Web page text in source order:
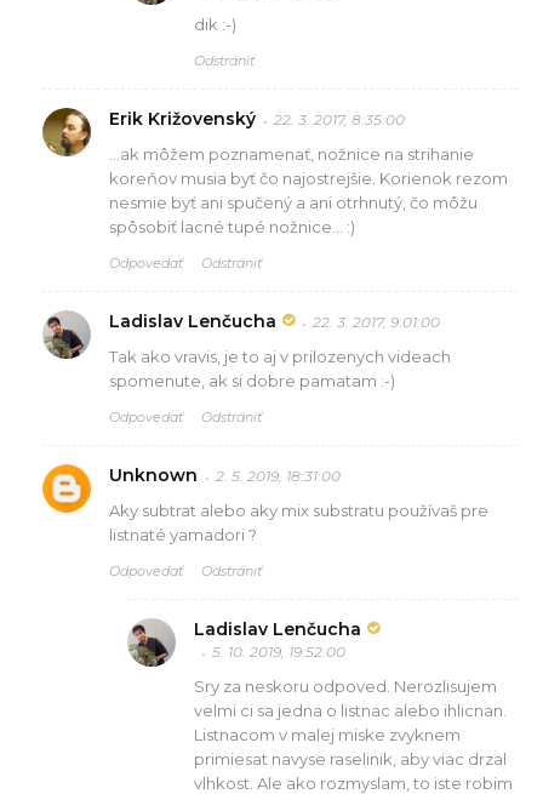
dik :-)
Odstrániť
Erik Križovenský 22. 3. 2017, 8:35:00
...ak môžem poznamenať, nožnice na strihanie
koreňov musia byť čo najostrejšie. Korienok rezom
nesmie byť ani spučený a ani otrhnutý, čo môžu
spôsobiť lacné tupé nožnice... :)
Odpovedať Odstrániť
Ladislav Lenčucha 22. 3. 2017, 9:01:00
Tak ako vravis, je to aj v prilozenych videach
spomenute, ak si dobre pamatam :-)
Odpovedať Odstrániť
Unknown 2. 5. 2019, 18:31:00
Aky subtrat alebo aky mix substratu používaš pre
listnaté yamadori ?
Odpovedať Odstrániť
Ladislav Lenčucha
5. 10. 2019, 19:52:00
Sry za neskoru odpoved. Nerozlisujem
velmi ci sa jedna o listnac alebo ihlicnan.
Listnacom v malej miske zvyknem
primiesat navyse raselinik, aby viac drzal
vlhkost. Ale ako rozmyslam, to iste robim